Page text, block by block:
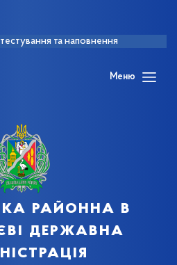
та наповнення
Меню
районна в
державна